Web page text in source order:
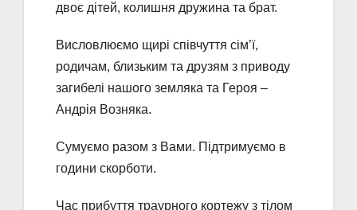
двоє дітей, колишня дружина та брат.
Висловлюємо щирі співчуття сім’ї,
родичам, близьким та друзям з приводу
загибелі нашого земляка та Героя –
Андрія Возняка.
Сумуємо разом з Вами. Підтримуємо в
години скорботи.
Час прибуття траурного кортежу з тілом